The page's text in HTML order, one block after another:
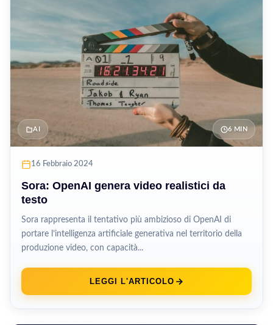
AI 6 MIN
16 Febbraio 2024
Sora: OpenAI genera video realistici da
testo
Sora rappresenta il tentativo più ambizioso di OpenAI di
portare l’intelligenza artificiale generativa nel territorio della
produzione video, con capacità...
LEGGI L'ARTICOLO